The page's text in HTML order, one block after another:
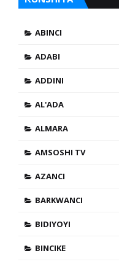
ABINCI
ADABI
ADDINI
AL'ADA
ALMARA
AMSOSHI TV
AZANCI
BARKWANCI
BIDIYOYI
BINCIKE